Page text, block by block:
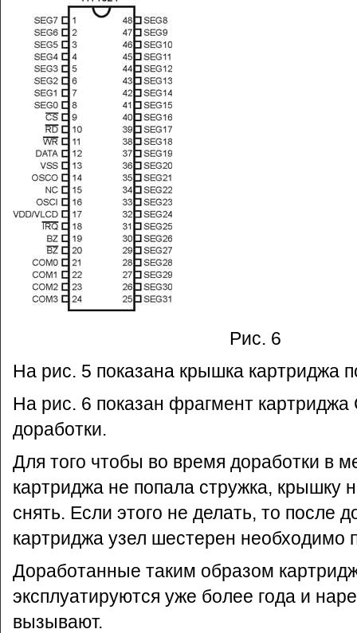
Рис. 6
На рис. 5 показана крышка картриджа
На рис. 6 показан фрагмент картриджа
доработки.
Для того чтобы во время доработки в
картриджа не попала стружка, крышку
снять. Если этого не делать, то после
картриджа узел шестерен необходимо
Доработанные таким образом
эксплуатируются уже более года и
вызывают.